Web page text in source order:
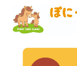
医師の紹介